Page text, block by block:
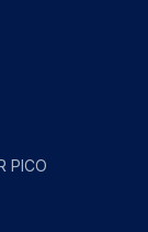
PICO